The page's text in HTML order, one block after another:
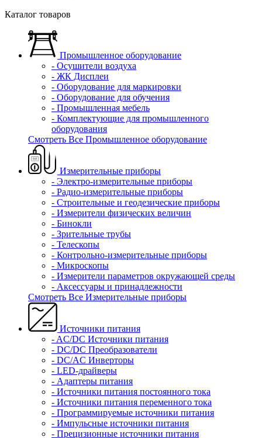
Каталог товаров
Промышленное оборудование
- Осушители воздуха
- ЖК Дисплеи
- Оборудование для маркировки
- Оборудование для обучения
- Промышленная мебель
- Комплектующие для промышленного
оборудования
Смотреть Все Промышленное оборудование
Измерительные приборы
- Электро-измерительные приборы
- Радио-измерительные приборы
- Строительные и геодезические приборы
- Измерители физических величин
- Бинокли
- Зрительные трубы
- Телескопы
- Контрольно-измерительные приборы
- Микроскопы
- Измерители параметров окружающей среды
- Аксессуары и принадлежности
Смотреть Все Измерительные приборы
Источники питания
- AC/DC Источники питания
- DC/DC Преобразователи
- DC/AC Инверторы
- LED-драйверы
- Адаптеры питания
- Источники питания постоянного тока
- Источники питания переменного тока
- Программируемые источники питания
- Импульсные источники питания
- Прецизионные источники питания